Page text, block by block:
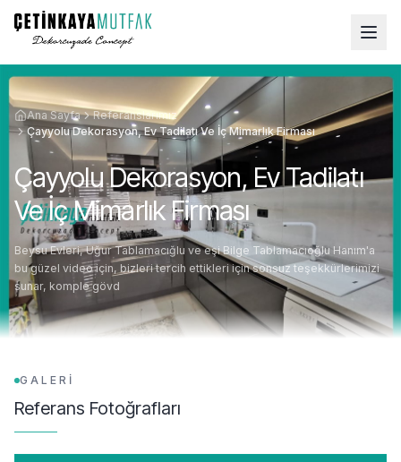
Ana Sayfa
Referanslarımız
Çayyolu Dekorasyon, Ev Tadilatı Ve İç Mimarlık Firması
Çayyolu Dekorasyon, Ev Tadilatı
Ve İç Mimarlık Firması
Beysu Evleri, Uğur Tablamacığlu ve eşi Bilge Tablamacıoğlu Hanım'a
bu güzel video için, bizleri tercih ettikleri için sonsuz teşekkürlerimizi
sunar, komple gövd
GALERİ
Referans Fotoğrafları